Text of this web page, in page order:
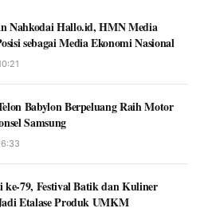
Nahkodai Hallo.id, HMN Media
sebagai Media Ekonomi Nasional
Babylon Berpeluang Raih Motor
Samsung
ke-79, Festival Batik dan Kuliner
Etalase Produk UMKM